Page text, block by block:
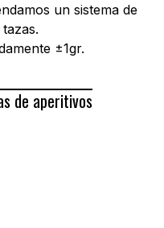
un sistema de
±1gr.
de aperitivos